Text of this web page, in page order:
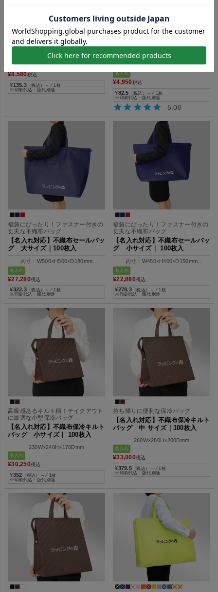
名入れ対応！ノベルティや配布用に
【名入れ対応】折りたたみ不織布
エコバッグ｜100枚入
内寸：W290×H330×D90mm
外寸：W380×H330×D90mm
名入れ
¥8,580税込
¥135.3 （税込）～ ⁄ 1枚
※印刷代込・版代別途
展示会・販促に！透けにくい厚手＆
【名入れ対応】不織布アドバッグ
イズ｜100枚入
内寸：W270×H340mm
外寸：W270×H400mm
名入れ
¥4,950税込
¥82.5 （税込）～ ⁄ 1枚
※印刷代込・版代別途
5.00
福袋にぴったり！ファスナー付きの
丈夫な不織布バッグ
【名入れ対応】不織布セールバッ
グ 大サイズ｜100枚入
内寸：W500×H500×D180mm
外寸：W680×H500×D180mm
名入れ
¥27,280税込
¥322.3 （税込）～ ⁄ 1枚
※印刷代込・版代別途
福袋にぴったり！ファスナー付きの
丈夫な不織布バッグ
【名入れ対応】不織布セールバッ
グ 小サイズ｜ 100枚入
内寸：W450×H400×D150mm
外寸：W600×H400×D150mm
名入れ
¥22,880税込
¥278.3 （税込）～ ⁄ 1枚
※印刷代込・版代別途
高級感あるキルト柄！テイクアウト
に最適な小型保冷バッグ
【名入れ対応】不織布保冷キルト
バッグ 小サイズ｜ 100枚入
230W×240H×170Dmm
名入れ
¥30,250税込
¥352 （税込）～ ⁄ 1枚
※印刷代込・版代別途
持ち帰りに便利な保冷バッグ
【名入れ対応】不織布保冷キルト
バッグ 中 サイズ｜100枚入
260W×280H×200Dmm
名入れ
¥33,000税込
¥379.5 （税込）～ ⁄ 1枚
※印刷代込・版代別途